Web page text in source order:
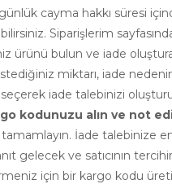
cayma hakkı süresi
Siparişlerim
ürünü bulun ve iade oluştura
miktarı, iade
iade talebinizi
kodunuzu alın ve not
İade talebinize
gelecek ve satıcının
için bir kargo kodu